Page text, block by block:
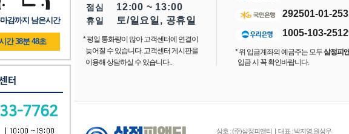
점심 12:00 ~ 13:00
휴일 토/일요일, 공휴일
* 평일 통화량이 많아 고객센터에 연결이
늦어질 수 있습니다. 고객센터 게시판을
이용해 상담하실 수 있습니다..
292501-01-
1005-103-
* 위 입금계좌의 예금주는 모두삼정피
입금 시 꼭 확인바랍니다.
상호 : (주)삼정피앤티 | 대표 : 박지영,원성우
감까지 남은시간
간 38분 48초